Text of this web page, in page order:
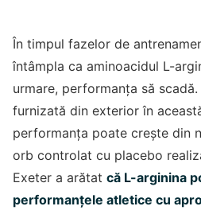
În timpul fazelor de
întâmpla ca aminoacidul L-
urmare, performanța să
furnizată din exterior în
performanța poate crește din
orb controlat cu placebo
Exeter a arătat că L-arginina
performanțele atletice cu